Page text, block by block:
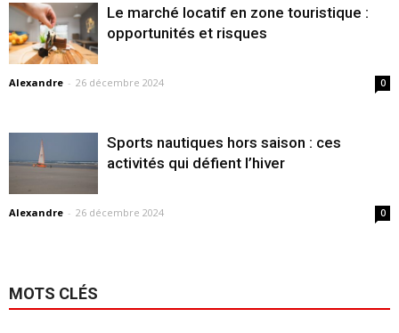
Le marché locatif en zone touristique :
opportunités et risques
Alexandre - 26 décembre 2024 0
Sports nautiques hors saison : ces
activités qui défient l’hiver
Alexandre - 26 décembre 2024 0
MOTS CLÉS